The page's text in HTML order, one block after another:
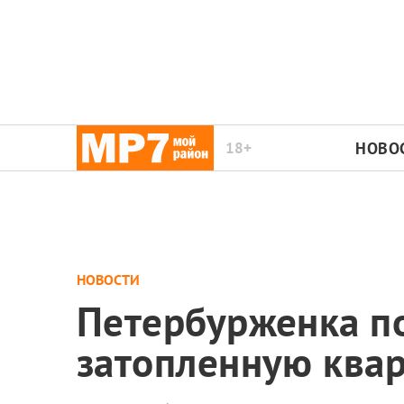
18+
НОВОСТИ
Петербурженка
затопленную